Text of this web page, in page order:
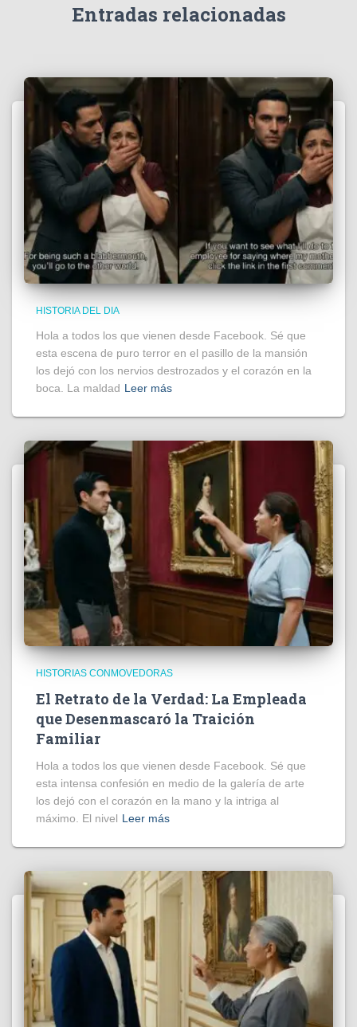
Entradas relacionadas
HISTORIA DEL DIA
Hola a todos los que vienen desde Facebook. Sé que
esta escena de puro terror en el pasillo de la mansión
los dejó con los nervios destrozados y el corazón en la
boca. La maldad Leer más
HISTORIAS CONMOVEDORAS
El Retrato de la Verdad: La Empleada
que Desenmascaró la Traición
Familiar
Hola a todos los que vienen desde Facebook. Sé que
esta intensa confesión en medio de la galería de arte
los dejó con el corazón en la mano y la intriga al
máximo. El nivel Leer más